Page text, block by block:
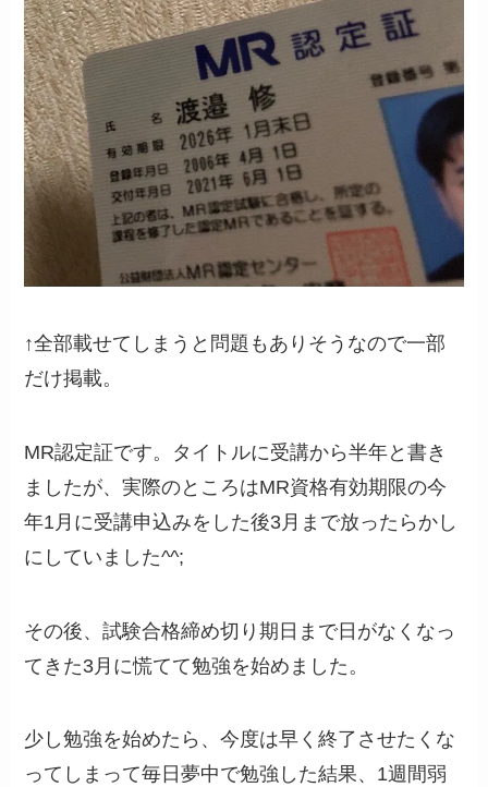
↑全部載せてしまうと問題もありそうなので一部
だけ掲載。
MR認定証です。タイトルに受講から半年と書き
ましたが、実際のところはMR資格有効期限の今
年1月に受講申込みをした後3月まで放ったらかし
にしていました^^;
その後、試験合格締め切り期日まで日がなくなっ
てきた3月に慌てて勉強を始めました。
少し勉強を始めたら、今度は早く終了させたくな
ってしまって毎日夢中で勉強した結果、1週間弱